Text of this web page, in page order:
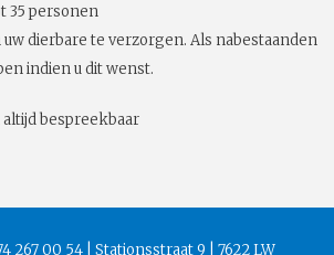
35 personen
dierbare te verzorgen. Als nabestaanden
indien u dit wenst.
bespreekbaar
267 00 54 | Stationsstraat 9 | 7622 LW